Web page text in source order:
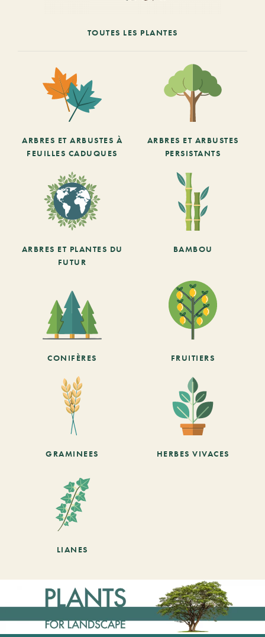
TOUTES LES PLANTES
ARBRES ET ARBUSTES À
FEUILLES CADUQUES
ARBRES ET ARBUSTES
PERSISTANTS
ARBRES ET PLANTES DU
FUTUR
BAMBOU
CONIFÈRES FRUITIERS
GRAMINEES HERBES VIVACES
LIANES